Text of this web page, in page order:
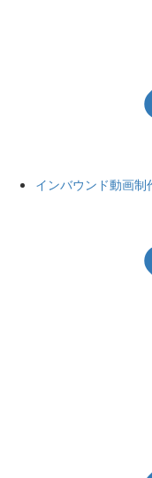
インバウンド動画制